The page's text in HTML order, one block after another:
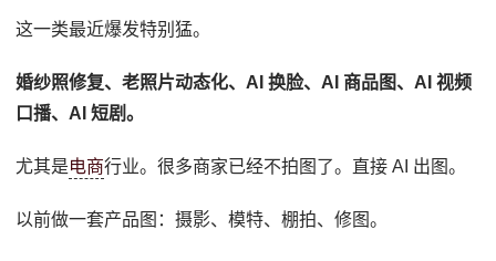
这一类最近爆发特别猛。
婚纱照修复、老照片动态化、AI 换脸、AI 商品图、AI 视频
口播、AI 短剧。
尤其是电商行业。很多商家已经不拍图了。直接 AI 出图。
以前做一套产品图：摄影、模特、棚拍、修图。